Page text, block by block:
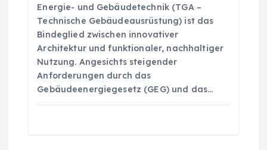
Energie- und Gebäudetechnik (TGA –
Technische Gebäudeausrüstung) ist das
Bindeglied zwischen innovativer
Architektur und funktionaler, nachhaltiger
Nutzung. Angesichts steigender
Anforderungen durch das
Gebäudeenergiegesetz (GEG) und das…